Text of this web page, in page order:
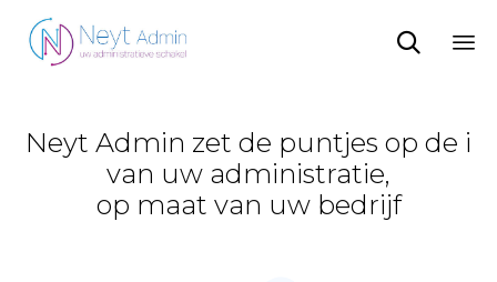

Neyt Admin zet de puntjes op de i
van uw administratie,
op maat van uw bedrijf